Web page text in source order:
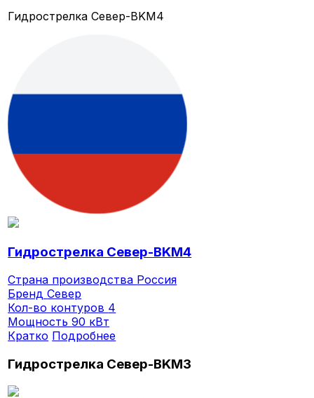
Гидрострелка Север-BKМ4
Гидрострелка Север-BKМ4
Страна производства Россия
БрендСевер
Кол-во контуров 4
Мощность90 кВт
Кратко Подробнее
Гидрострелка Север-BKМ3